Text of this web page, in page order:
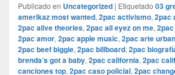
Publicado en Uncategorized | Etiquetado 03
amerikaz most wanted, 2pac activismo, 2pac
2pac alive theories, 2pac all eyez on me,
2pac amor, 2pac apple music, 2pac arte
2pac beef biggie, 2pac billboard, 2pac
brenda’s got a baby, 2pac california, 2pac
canciones top, 2pac caso policial, 2pac